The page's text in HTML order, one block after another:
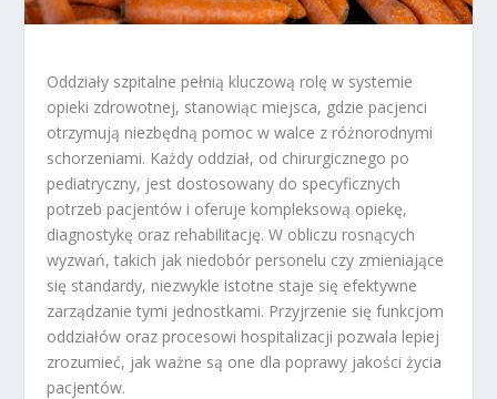
Oddziały szpitalne pełnią kluczową rolę w systemie
opieki zdrowotnej, stanowiąc miejsca, gdzie pacjenci
otrzymują niezbędną pomoc w walce z różnorodnymi
schorzeniami. Każdy oddział, od chirurgicznego po
pediatryczny, jest dostosowany do specyficznych
potrzeb pacjentów i oferuje kompleksową opiekę,
diagnostykę oraz rehabilitację. W obliczu rosnących
wyzwań, takich jak niedobór personelu czy zmieniające
się standardy, niezwykle istotne staje się efektywne
zarządzanie tymi jednostkami. Przyjrzenie się funkcjom
oddziałów oraz procesowi hospitalizacji pozwala lepiej
zrozumieć, jak ważne są one dla poprawy jakości życia
pacjentów.